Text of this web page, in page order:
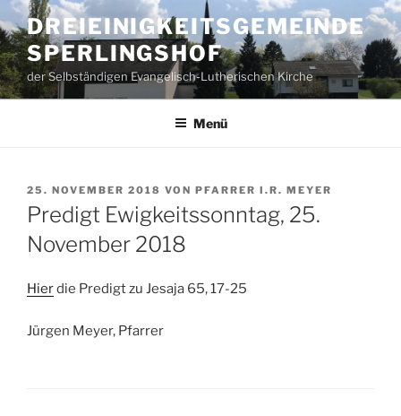
Zum
Inhalt
springen
DREIEINIGKEITSGEMEINDE
SPERLINGSHOF
der Selbständigen Evangelisch-Lutherischen Kirche
Menü
VERÖFFENTLICHT
AM
25. NOVEMBER 2018 VON PFARRER I.R. MEYER
Predigt Ewigkeitssonntag, 25.
November 2018
Hierdie Predigt zu Jesaja 65, 17-25
Jürgen Meyer, Pfarrer